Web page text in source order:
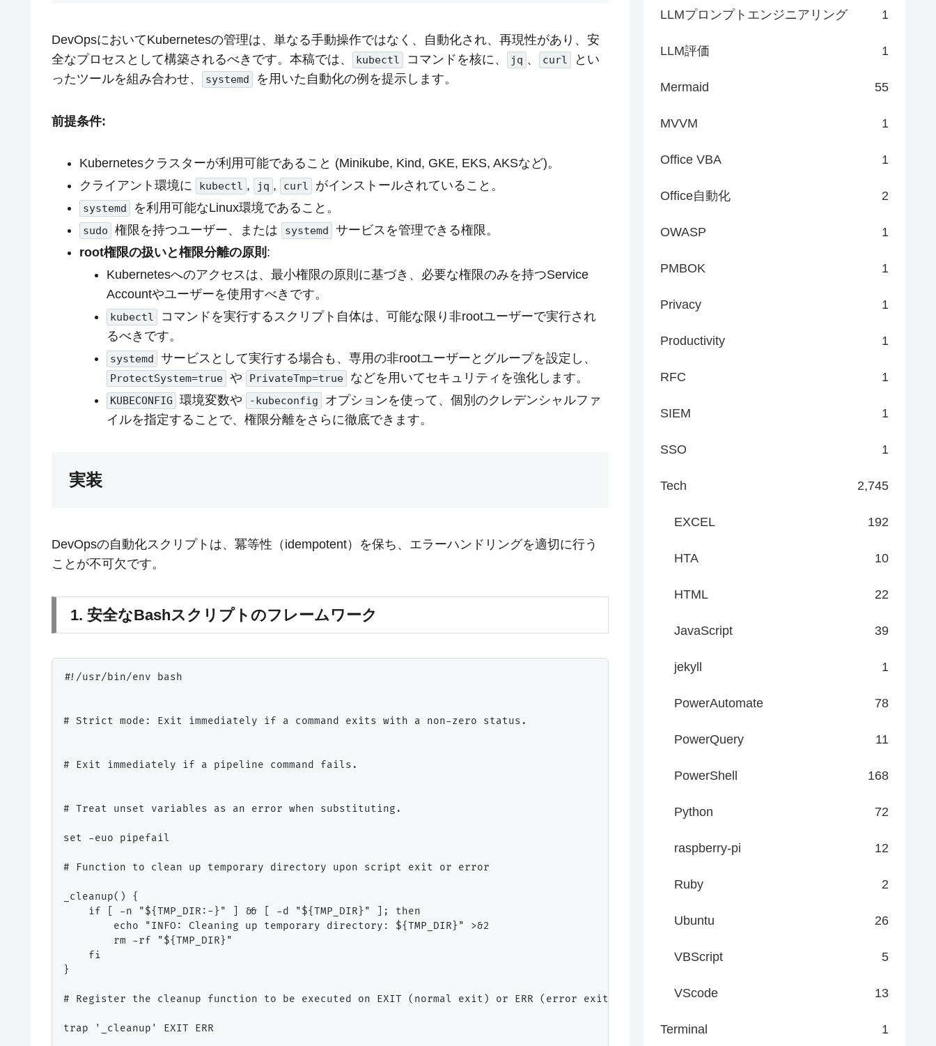
DevOpsにおいてKubernetesの管理は、単なる手動操作ではなく、自動化され、再現性があり、安
全なプロセスとして構築されるべきです。本稿では、
kubectl コマンドを核に、 jq 、 curl
とい
ったツールを組み合わせ、
systemd を用いた自動化の例を提示します。
前提条件:
Kubernetesクラスターが利用可能であること (Minikube, Kind, GKE, EKS, AKSなど)。
クライアント環境に
kubectl , jq , curl がインストールされていること。
systemd を利用可能なLinux環境であること。
sudo 権限を持つユーザー、または systemd
サービスを管理できる権限。
root権限の扱いと権限分離の原則 :
Kubernetesへのアクセスは、最小権限の原則に基づき、必要な権限のみを持つService
Accountやユーザーを使用すべきです。
kubectl
コマンドを実行するスクリプト自体は、可能な限り非rootユーザーで実行され
るべきです。
systemd サービスとして実行する場合も、専用の非rootユーザーとグループを設定し、
ProtectSystem=true や PrivateTmp=true などを用いてセキュリティを強化します。
KUBECONFIG 環境変数や -kubeconfig
オプションを使って、個別のクレデンシャルファ
イルを指定することで、権限分離をさらに徹底できます。
実装
DevOpsの自動化スクリプトは、冪等性（idempotent）を保ち、エラーハンドリングを適切に行う
ことが不可欠です。
1. 安全なBashスクリプトのフレームワーク
#!/usr/bin/env bash
# Strict mode: Exit immediately if a command exits with a non-zero status.
# Exit immediately if a pipeline command fails.
# Treat unset variables as an error when substituting.
set -euo pipefail
# Function to clean up temporary directory upon script exit or error
_cleanup() {
    if [ -n "${TMP_DIR:-}" ] && [ -d "${TMP_DIR}" ]; then
        echo "INFO: Cleaning up temporary directory: ${TMP_DIR}" >&2
        rm -rf "${TMP_DIR}"
    fi
}
# Register the cleanup function to be executed on EXIT (normal exit) or ERR (error exit)
trap '_cleanup' EXIT ERR
LLMプロンプトエンジニアリング 1
LLM評価 1
Mermaid 55
MVVM 1
Office VBA 1
Office自動化 2
OWASP 1
PMBOK 1
Privacy 1
Productivity 1
RFC 1
SIEM 1
SSO 1
Tech 2,745
EXCEL 192
HTA 10
HTML 22
JavaScript 39
jekyll 1
PowerAutomate 78
PowerQuery 11
PowerShell 168
Python 72
raspberry-pi 12
Ruby 2
Ubuntu 26
VBScript 5
VScode 13
Terminal 1